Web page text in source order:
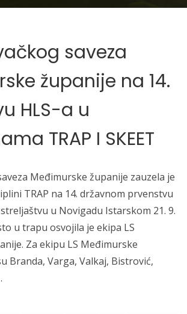
saveza
županije na 14.
HLS-a u
TRAP I SKEET
Međimurske županije zauzela je
TRAP na 14. državnom prvenstvu
u Novigadu Istarskom 21. 9.
u trapu osvojila je ekipa LS
Za ekipu LS Međimurske
Branda, Varga, Valkaj, Bistrović,